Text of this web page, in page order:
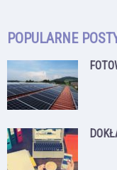
POPULARNE